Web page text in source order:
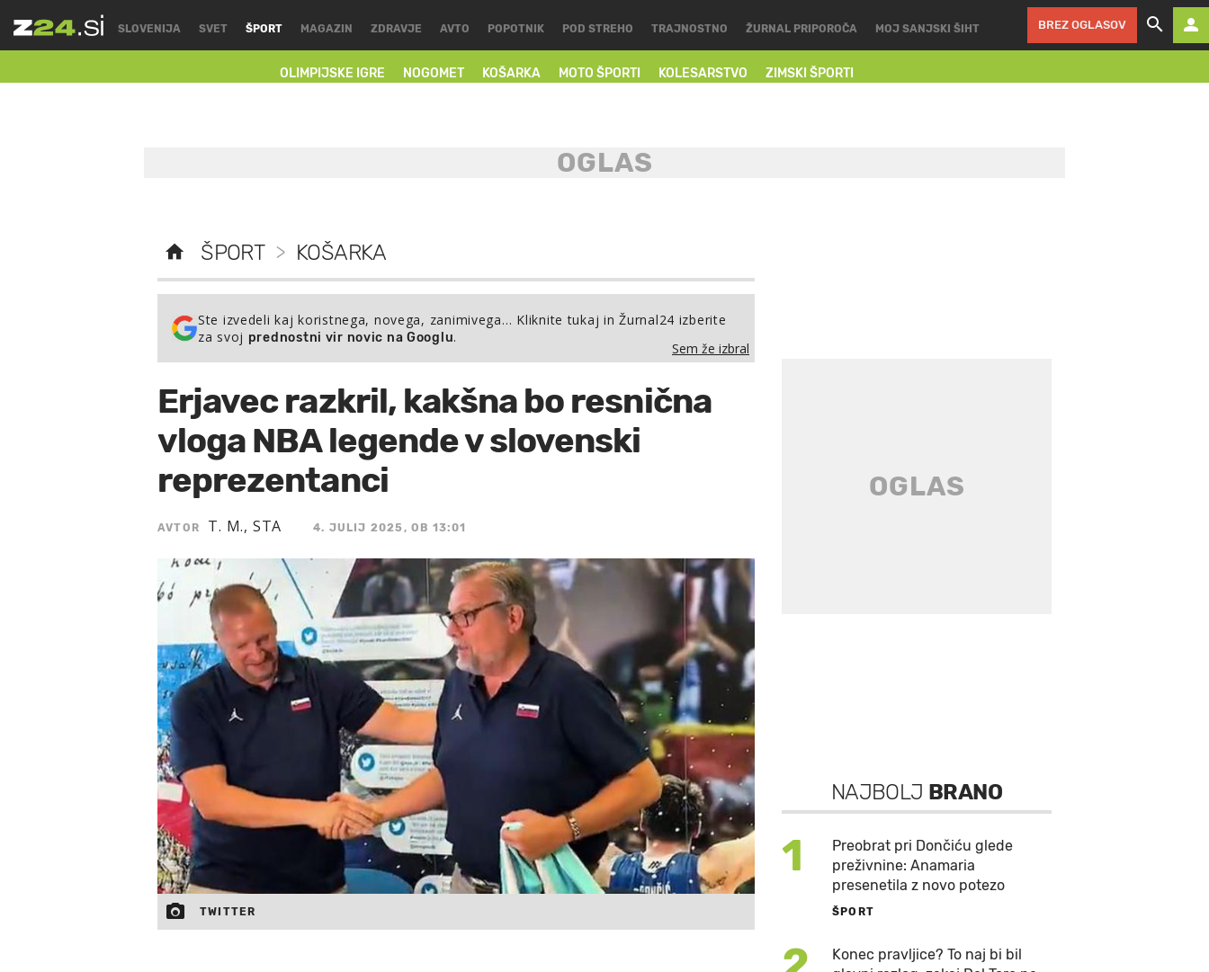
SLOVENIJA SVET ŠPORT
OLIMPIJSKE IGRE NOGOMET KOŠARKA MOTO ŠPORTI KOLESARSTVO ZIMSKI ŠPORTI
MAGAZIN ZDRAVJE AVTO POPOTNIK POD STREHO TRAJNOSTNO ŽURNAL PRIPOROČA MOJ SANJSKI ŠIHT BREZ OGLASOV
ŠPORT > KOŠARKA
Ste izvedeli kaj koristnega, novega, zanimivega… Kliknite tukaj in Žurnal24 izberite
za svoj prednostni vir novic na Googlu.
Sem že izbral
Erjavec razkril, kakšna bo resnična
vloga NBA legende v slovenski
reprezentanci
AVTOR T. M., STA 4. JULIJ 2025, OB 13:01
TWITTER
NAJBOLJ BRANO
1
Preobrat pri Dončiću glede
preživnine: Anamaria
presenetila z novo potezo
ŠPORT
Konec pravljice? To naj bi bil